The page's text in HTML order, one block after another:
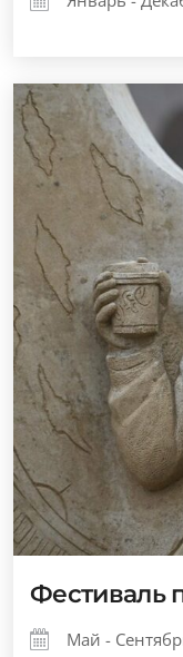
Фестиваль
Май -